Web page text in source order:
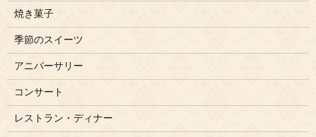
焼き菓子
季節のスイーツ
アニバーサリー
コンサート
レストラン・ディナー